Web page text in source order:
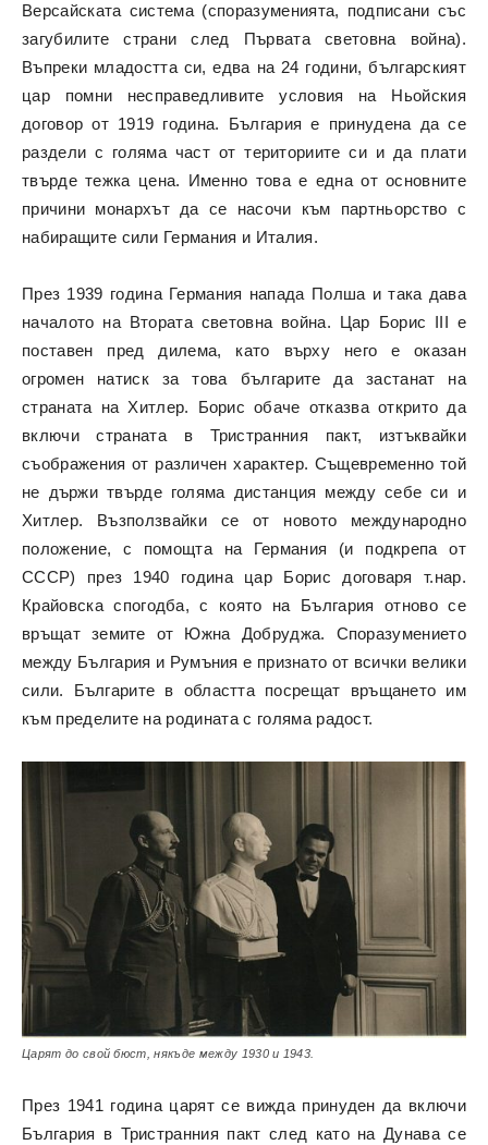
Версайската система (споразуменията, подписани със
загубилите страни след Първата световна война).
Въпреки младостта си, едва на 24 години, българският
цар помни несправедливите условия на Ньойския
договор от 1919 година. България е принудена да се
раздели с голяма част от териториите си и да плати
твърде тежка цена. Именно това е една от основните
причини монархът да се насочи към партньорство с
набиращите сили Германия и Италия.
През 1939 година Германия напада Полша и така дава
началото на Втората световна война. Цар Борис III е
поставен пред дилема, като върху него е оказан
огромен натиск за това българите да застанат на
страната на Хитлер. Борис обаче отказва открито да
включи страната в Тристранния пакт, изтъквайки
съображения от различен характер. Същевременно той
не държи твърде голяма дистанция между себе си и
Хитлер. Възползвайки се от новото международно
положение, с помощта на Германия (и подкрепа от
СССР) през 1940 година цар Борис договаря т.нар.
Крайовска спогодба, с която на България отново се
връщат земите от Южна Добруджа. Споразумението
между България и Румъния е признато от всички велики
сили. Българите в областта посрещат връщането им
към пределите на родината с голяма радост.
Царят до свой бюст, някъде между 1930 и 1943.
През 1941 година царят се вижда принуден да включи
България в Тристранния пакт след като на Дунава се